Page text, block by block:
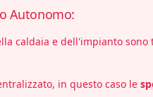
Autonomo:
caldaia e dell'impianto
in questo caso le